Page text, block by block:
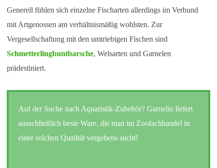
Generell fühlen sich einzelne Fischarten allerdings im Verbund
mit Artgenossen am verhältnismäßig wohlsten. Zur
Vergesellschaftung mit den umtriebigen Fischen sind
Schmetterlingbuntbarsche, Welsarten und Garnelen
prädestiniert.
Auf der Suche nach Aquaristik-Zubehör? Garnelio liefert
ausschließlich beste Ware, die man im Zoofachhandel in
einer solchen Qualität vergebens sucht!